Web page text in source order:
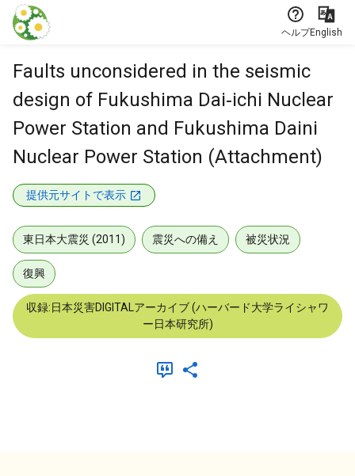
本文に飛ぶ
ヘルプEnglish
Faults unconsidered in the seismic
design of Fukushima Dai‐ichi Nuclear
Power Station and Fukushima Daini
Nuclear Power Station (Attachment)
提供元サイトで表示
東日本大震災 (2011) 震災への備え 被災状況
復興
収録:日本災害DIGITALアーカイブ (ハーバード大学ライシャワ
ー日本研究所)